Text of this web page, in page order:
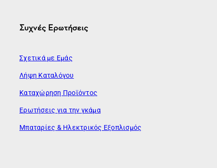
Συχνές Ερωτήσεις
Σχετικά με Εμάς
Λήψη Καταλόγου
Καταχώρηση Προϊόντος
Ερωτήσεις για την γκάμα
Μπαταρίες & Ηλεκτρικός Εξοπλισμός